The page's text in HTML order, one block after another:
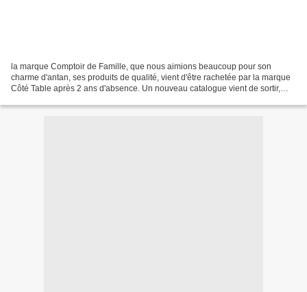
la marque Comptoir de Famille, que nous aimions beaucoup pour son
charme d'antan, ses produits de qualité, vient d'être rachetée par la marque
Côté Table après 2 ans d'absence. Un nouveau catalogue vient de sortir,